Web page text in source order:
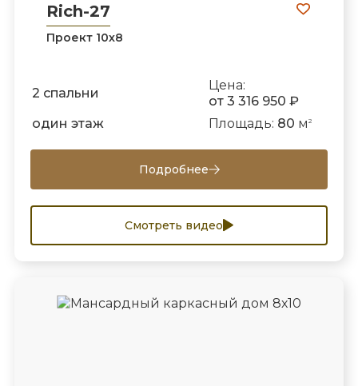
Rich-27
Проект 10х8
2 спальни
Цена:
от 3 316 950 ₽
один этаж
Площадь: 80 м 2
Подробнее
Смотреть видео